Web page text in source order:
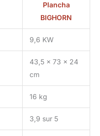
Plancha
BIGHORN
9,6 KW
43,5 x 73 x 24
cm
16 kg
3,9 sur 5